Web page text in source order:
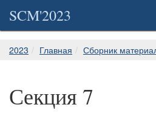
SCM'2023
2023 Главная Сборник
Секция 7